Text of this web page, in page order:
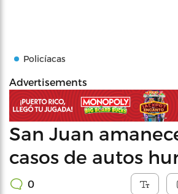
Policíacas
Advertisements
San Juan
casos de autos
0